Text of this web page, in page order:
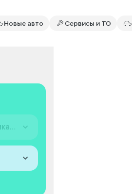
Новые авто Сервисы и ТО
Модификация